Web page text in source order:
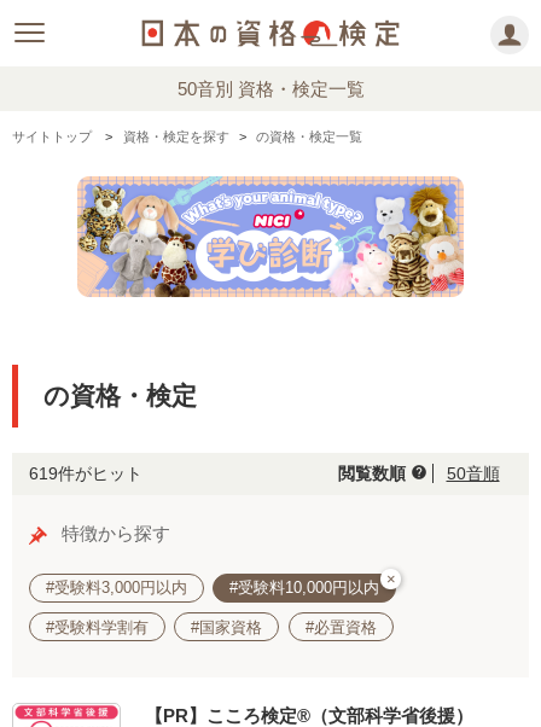
50音別 資格・検定一覧
サイトトップ 資格・検定を探す の資格・検定一覧
の資格・検定
619件がヒット 閲覧数順 help 50音順
特徴から探す
#受験料3,000円以内 #受験料10,000円以内
×
#受験料学割有 #国家資格 #必置資格
【PR】こころ検定®（文部科学省後援）